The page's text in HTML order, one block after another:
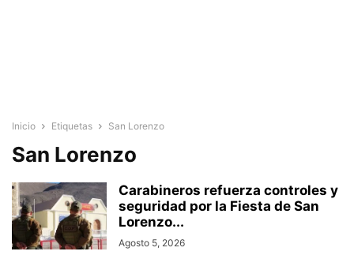
Inicio Etiquetas San Lorenzo
San Lorenzo
Carabineros refuerza controles y
seguridad por la Fiesta de San
Lorenzo...
Agosto 5, 2026